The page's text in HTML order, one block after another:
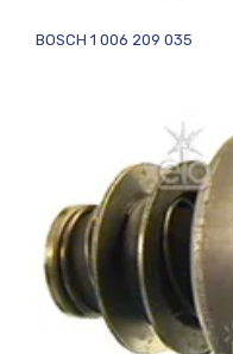
BOSCH 1 006 209 035